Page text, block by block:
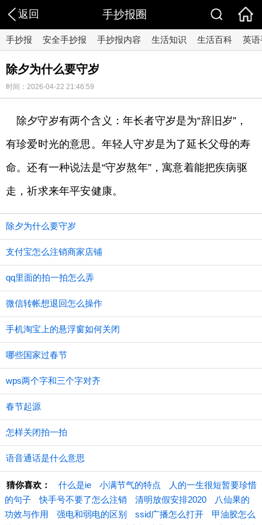
返回 手抄报圈
手抄报 安全手抄报 手抄报内容 生活知识 生活百科 英
除夕为什么要守岁
时间：2026-04-22 21:46:59
除夕守岁有两个含义：年长者守岁是为“辞旧岁”，
有珍爱时光的意思。年轻人守岁是为了延长父母的寿
命。还有一种说法是“守岁熬年”，寓意着能把疾病驱
走，祈求来年平安健康。
除夕为什么要守岁
支付宝怎么注销商家店铺
qq里面的拍一拍怎么弄
微信转帐想退回怎么操作
手机淘宝上的悬浮窗如何关闭
哪些国家过春节
wps两个字和三个字对齐
春节起源
怎样关闭拍一拍
语音通话是什么意思
猜你喜欢： 什么是ie 小满节气的特点
人的一生很短暂要珍惜
的句子
快手号不要了怎么注销 清明放假安排2020
八仙果的
功效与作用
强电和弱电的区别 ssid广播怎么打开
甲油胶怎么